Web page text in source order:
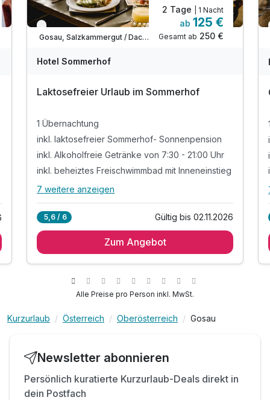
Studio B
2 Erwachsene und 1 Kind
Ausstattung
p.P. ab
Studio Ultra
2 Erwachsene und 3 Kinder
Verfügbar bis November
Gosau, Salzkammergut / Dachstein
2 Tage | 1 Nacht
ab 125 €
Gesamt ab 250 €
Hotel Sommerhof
Laktosefreier Urlaub im Sommerhof
1 Übernachtung
inkl. laktosefreier Sommerhof- Sonnenpension
inkl. Alkoholfreie Getränke von 7:30 - 21:00 Uhr
inkl. beheiztes Freischwimmbad mit Inneneinstieg
Alle Inklusivleistungen
inkl. laktosefreier Sommerhof- Sonnenpension
Außen-Jacuzzi, Sauna, Sanarium & Kindersauna
inkl. versperrbaren Radkeller im Sommer
inkl. In- und Outdoorspielplatz
inkl. W-LAN Nutzung
7 weitere anzeigen
5,6 / 6 Gültig bis 02.11.2026
Zum Angebot
Alle Preise pro Person inkl. MwSt.
Kurzurlaub Österreich Oberösterreich Gosau
Newsletter abonnieren
Persönlich kuratierte Kurzurlaub-Deals direkt in
dein Postfach